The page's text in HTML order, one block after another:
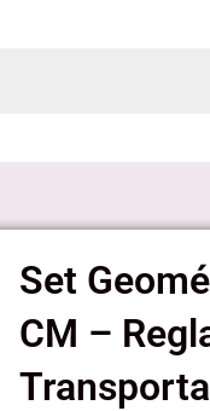
Set
CM –